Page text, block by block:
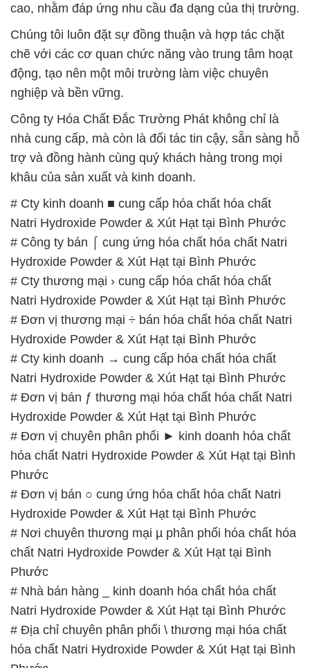
cao, nhằm đáp ứng nhu cầu đa dạng của thị trường.
Chúng tôi luôn đặt sự đồng thuận và hợp tác chặt
chẽ với các cơ quan chức năng vào trung tâm hoạt
động, tạo nên một môi trường làm việc chuyên
nghiệp và bền vững.
Công ty Hóa Chất Đắc Trường Phát không chỉ là
nhà cung cấp, mà còn là đối tác tin cậy, sẵn sàng hỗ
trợ và đồng hành cùng quý khách hàng trong mọi
khâu của sản xuất và kinh doanh.
# Cty kinh doanh ■ cung cấp hóa chất hóa chất
Natri Hydroxide Powder & Xút Hạt tại Bình Phước
# Công ty bán ⌠ cung ứng hóa chất hóa chất Natri
Hydroxide Powder & Xút Hạt tại Bình Phước
# Cty thương mại › cung cấp hóa chất hóa chất
Natri Hydroxide Powder & Xút Hạt tại Bình Phước
# Đơn vị thương mại ÷ bán hóa chất hóa chất Natri
Hydroxide Powder & Xút Hạt tại Bình Phước
# Cty kinh doanh → cung cấp hóa chất hóa chất
Natri Hydroxide Powder & Xút Hạt tại Bình Phước
# Đơn vị bán ƒ thương mại hóa chất hóa chất Natri
Hydroxide Powder & Xút Hạt tại Bình Phước
# Đơn vị chuyên phân phối ► kinh doanh hóa chất
hóa chất Natri Hydroxide Powder & Xút Hạt tại Bình
Phước
# Đơn vị bán ○ cung ứng hóa chất hóa chất Natri
Hydroxide Powder & Xút Hạt tại Bình Phước
# Nơi chuyên thương mại µ phân phối hóa chất hóa
chất Natri Hydroxide Powder & Xút Hạt tại Bình
Phước
# Nhà bán hàng _ kinh doanh hóa chất hóa chất
Natri Hydroxide Powder & Xút Hạt tại Bình Phước
# Địa chỉ chuyên phân phối \ thương mại hóa chất
hóa chất Natri Hydroxide Powder & Xút Hạt tại Bình